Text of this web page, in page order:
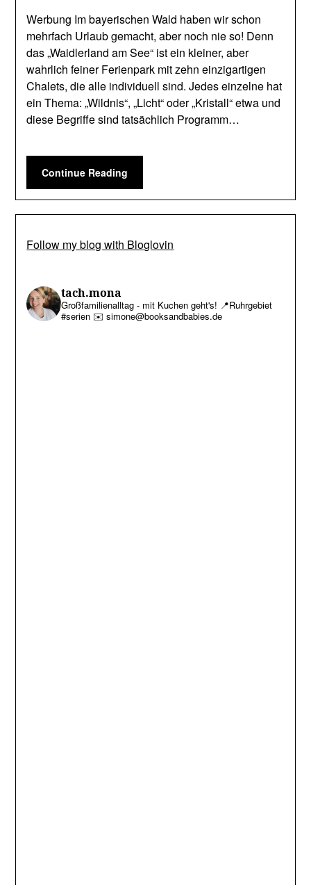
Werbung Im bayerischen Wald haben wir schon
mehrfach Urlaub gemacht, aber noch nie so! Denn
das „Waidlerland am See“ ist ein kleiner, aber
wahrlich feiner Ferienpark mit zehn einzigartigen
Chalets, die alle individuell sind. Jedes einzelne hat
ein Thema: „Wildnis“, „Licht“ oder „Kristall“ etwa und
diese Begriffe sind tatsächlich Programm…
Continue Reading
Follow my blog with Bloglovin
tach.mona
Großfamilienalltag - mit Kuchen geht's! 📍Ruhrgebiet
#serien ✉️ simone@booksandbabies.de